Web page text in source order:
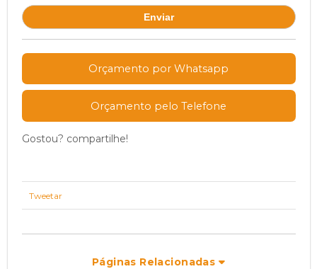
Orçamento por Whatsapp
Orçamento pelo Telefone
Gostou? compartilhe!
Tweetar
Páginas Relacionadas